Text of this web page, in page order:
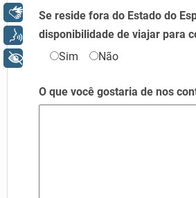
Se reside fora do Estado do
disponibilidade de viajar para
Sim
Não
O que você gostaria de nos
Libras
Voz
+ Acessibilidade